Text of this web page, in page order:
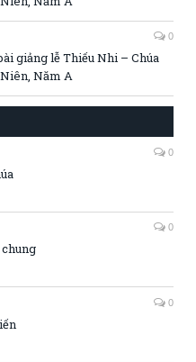
0
giảng lễ Thiếu Nhi – Chúa
Năm A
0
0
0